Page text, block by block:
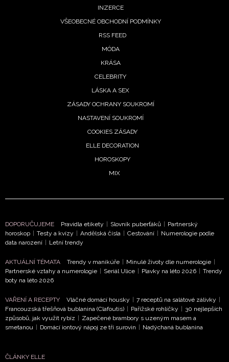
podmínkami společnosti BurdaMedia Extra s.r.o.
potvrzujete, že jste se seznámili se
- BurdaMedia Extra s.r.o. bude s
Vašimi údaji pracovat zejména k organizaci a
vyhodnocení akce a zasílání novinek.
soukromí BurdaMedia Extra s.r.o., zaškrtněte toto pole.
INZERCE
VŠEOBECNÉ OBCHODNÍ PODMÍNKY
RSS FEED
MÓDA
KRÁSA
CELEBRITY
LÁSKA A SEX
ZÁSADY OCHRANY SOUKROMÍ
NASTAVENÍ SOUKROMÍ
COOKIES ZÁSADY
ELLE DECORATION
HOROSKOPY
MIX
DOPORUČUJEME Pravidla etikety Slovník puberťáků
Partnerský
horoskop
Testy a kvízy Andělská čísla Cestování
Numerologie podle
data narození
Letní trendy
AKTUÁLNÍ TÉMATA Trendy v manikúře Minulé životy dle numerologie
Partnerské vztahy a numerologie
Seriál Ulice Plavky na léto 2026
Trendy
boty na léto 2026
VAŘENÍ A RECEPTY Vláčné domácí housky 7 receptů na salátové zálivky
Francouzská třešňová bublanina (Clafoutis)
Pařížské rohlíčky
30 nejlepších
způsobů, jak využít rybíz
Zapečené brambory s uzeným masem a
smetanou
Domácí iontový nápoj ze tří surovin Nadýchaná bublanina
ČLÁNKY ELLE